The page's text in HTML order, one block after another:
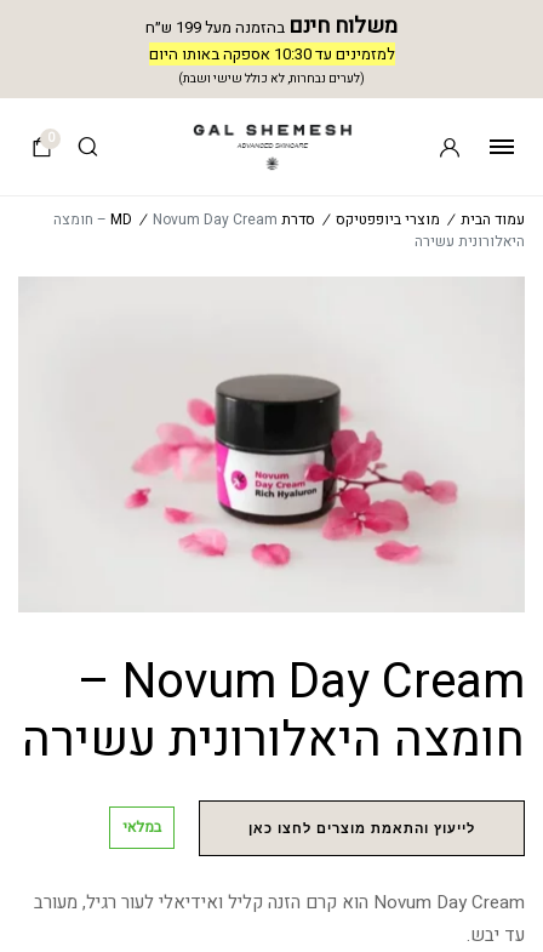
משלוח חינם בהזמנה מעל 199 ש״ח
למזמינים עד 10:30 אספקה באותו היום
(לערים נבחרות, לא כולל שישי ושבת)
0
עמוד הבית / מוצרי ביופפטיקס / סדרת MD /
Novum Day Cream – חומצה
היאלורונית עשירה
Novum Day Cream –
חומצה היאלורונית עשירה
לייעוץ והתאמת מוצרים לחצו כאן במלאי
Novum Day Cream הוא קרם הזנה קליל ואידיאלי לעור רגיל, מעורב
עד יבש.